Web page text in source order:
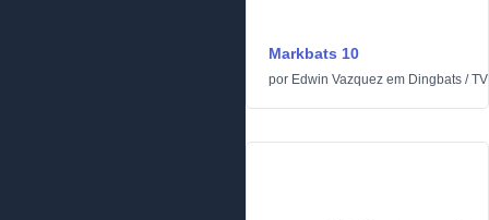
Markbats 10
por Edwin Vazquez em Dingbats /